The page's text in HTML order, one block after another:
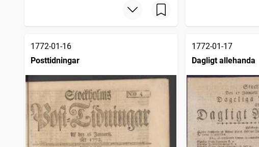
1772-01-16
Posttidningar
1772-01-17
Dagligt allehanda